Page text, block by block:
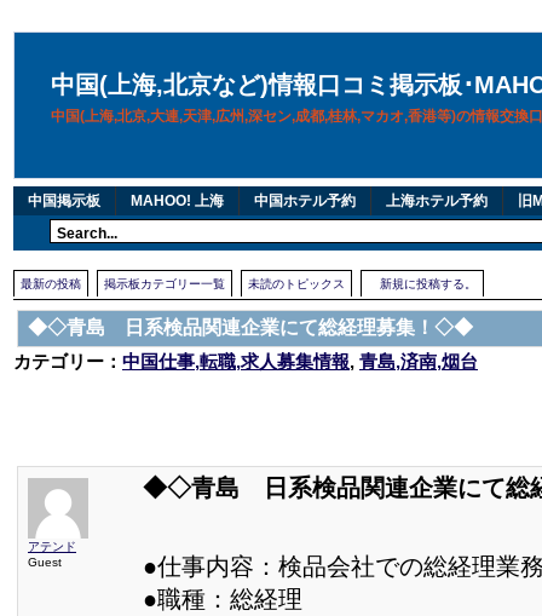
中国(上海,北京など)情報口コミ掲示板･
中国(上海,北京,大連,天津,広州,深セン,成都,桂林,マカオ,香港等)の情報交換
中国掲示板 MAHOO! 上海 中国ホテル予約 上海ホテル予約 旧
最新の投稿 掲示板カテゴリー一覧 未読のトピックス 新規に投稿する。
◆◇青島 日系検品関連企業にて総経理募集！◇◆
カテゴリー： 中国仕事,転職,求人募集情報, 青島,済南,烟台
アテンド
Guest
◆◇青島 日系検品関連企業にて総
●仕事内容：検品会社での総経理業
●職種：総経理